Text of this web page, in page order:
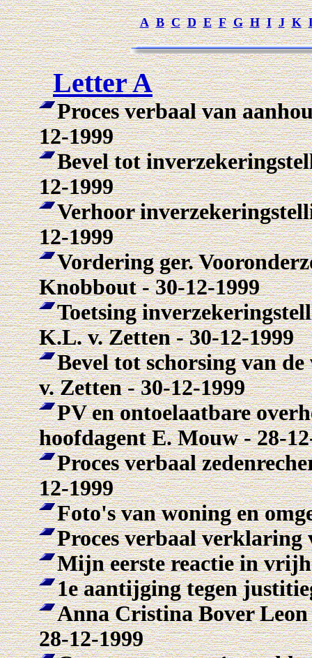
A B C D E F G H I J K
Letter A
Proces verbaal van
12-1999
Bevel tot
12-1999
Verhoor
12-1999
Vordering ger.
Knobbout - 30-12-1999
Toetsing
K.L. v. Zetten - 30-12-1999
Bevel tot schorsing van
v. Zetten - 30-12-1999
PV en ontoelaatbare
hoofdagent E. Mouw - 28-
Proces verbaal
12-1999
Foto's van woning en
Proces verbaal verklaring
Mijn eerste reactie in
1e aantijging tegen
Anna Cristina Bover
28-12-1999